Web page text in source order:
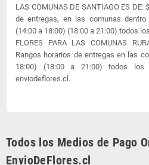
LAS COMUNAS DE SANTIAGO ES
de entregas, en las comunas
(14:00 a 18:00) (18:00 a 21:00) todos
FLORES PARA LAS COMUNAS
Rangos horarios de entregas en las
18:00) (18:00 a 21:00) todos
enviodeflores.cl.
Todos los Medios de Pago
EnvioDeFlores.cl